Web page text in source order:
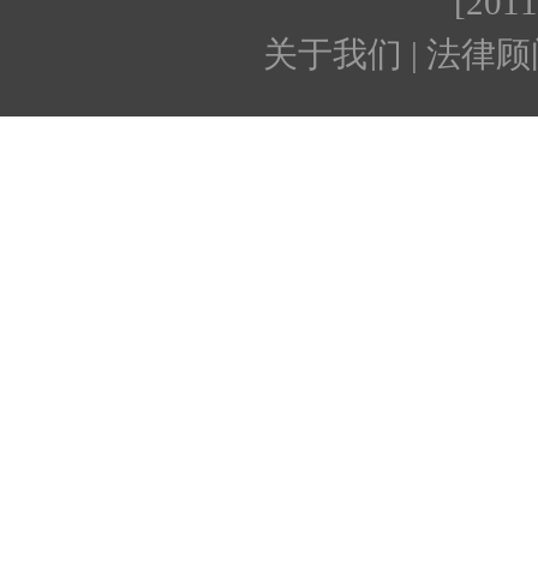
关于我们 | 法律